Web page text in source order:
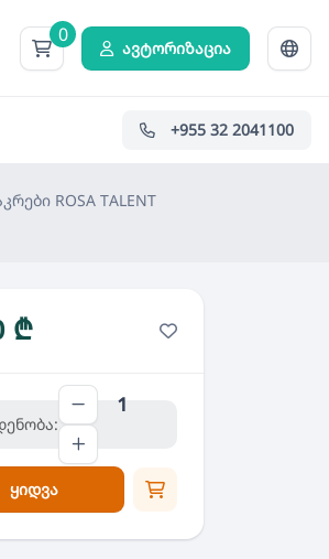
0
ავტორიზაცია
+955 32 2041100
ROSA TALENT
₾
ყიდვა